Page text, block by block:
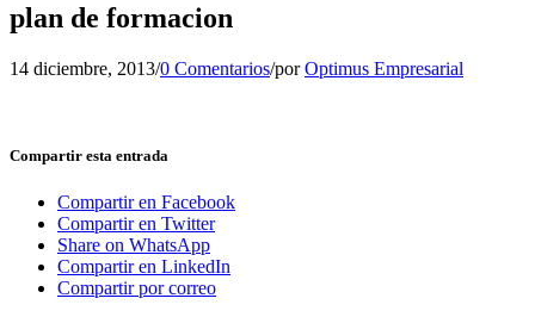
plan de formacion
14 diciembre, 2013/0 Comentarios/porOptimus Empresarial
Compartir esta entrada
Compartir en Facebook
Compartir en Twitter
Share on WhatsApp
Compartir en LinkedIn
Compartir por correo